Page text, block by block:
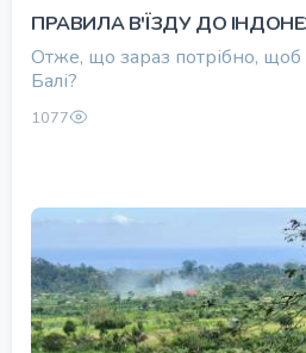
ПРАВИЛА В'ЇЗДУ ДО
Отже, що зараз потрібно, щоб
Балі?
1077